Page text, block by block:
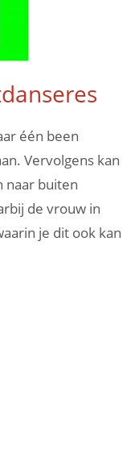
één been
Vervolgens kan
naar buiten
de vrouw in
je dit ook kan